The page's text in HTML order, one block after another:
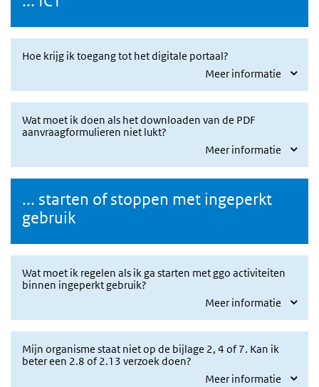
Hoe krijg ik toegang tot het digitale portaal?
Meer informatie
Wat moet ik doen als het downloaden van de PDF
aanvraagformulieren niet lukt?
Meer informatie
... starten of stoppen met ingeperkt
gebruik
Wat moet ik regelen als ik ga starten met ggo activiteiten
binnen ingeperkt gebruik?
Meer informatie
Mijn organisme staat niet op de bijlage 2, 4 of 7. Kan ik
beter een 2.8 of 2.13 verzoek doen?
Meer informatie